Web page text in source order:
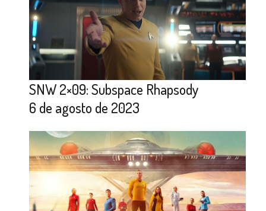
SNW 2×09: Subspace Rhapsody
6 de agosto de 2023